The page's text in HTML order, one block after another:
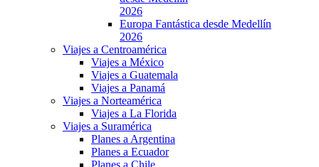
2026
Europa Fantástica desde Medellín
2026
Viajes a Centroamérica
Viajes a México
Viajes a Guatemala
Viajes a Panamá
Viajes a Norteamérica
Viajes a La Florida
Viajes a Suramérica
Planes a Argentina
Planes a Ecuador